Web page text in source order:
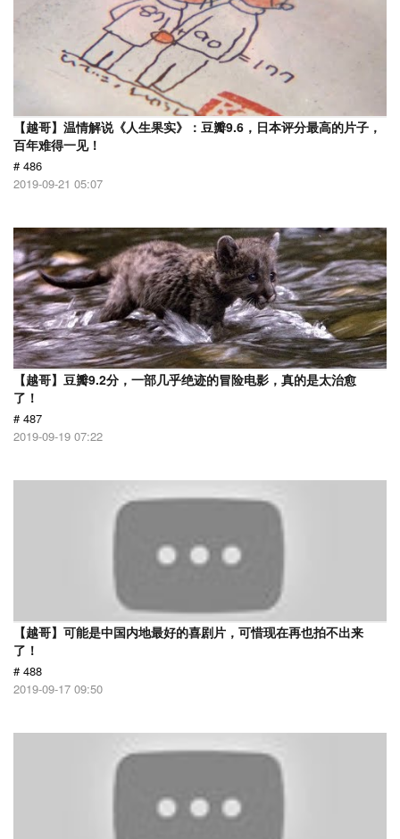
【越哥】温情解说《人生果实》：豆瓣9.6，日本评分最高的片子，
百年难得一见！
# 486
2019-09-21 05:07
【越哥】豆瓣9.2分，一部几乎绝迹的冒险电影，真的是太治愈
了！
# 487
2019-09-19 07:22
【越哥】可能是中国内地最好的喜剧片，可惜现在再也拍不出来
了！
# 488
2019-09-17 09:50